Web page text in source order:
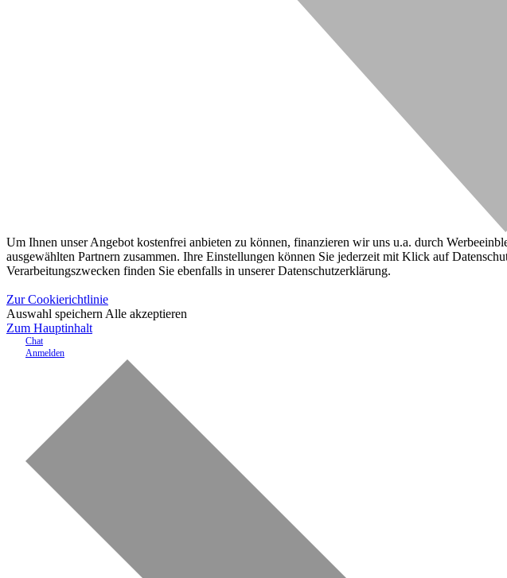
Um Ihnen unser Angebot kostenfrei anbieten zu können, finanzieren wir uns u.a. durch
ausgewählten Partnern zusammen. Ihre Einstellungen können Sie jederzeit mit Klick auf
Verarbeitungszwecken finden Sie ebenfalls in unserer Datenschutzerklärung.
Zur Cookierichtlinie
Auswahl speichern Alle akzeptieren
Zum Hauptinhalt
Chat
Anmelden